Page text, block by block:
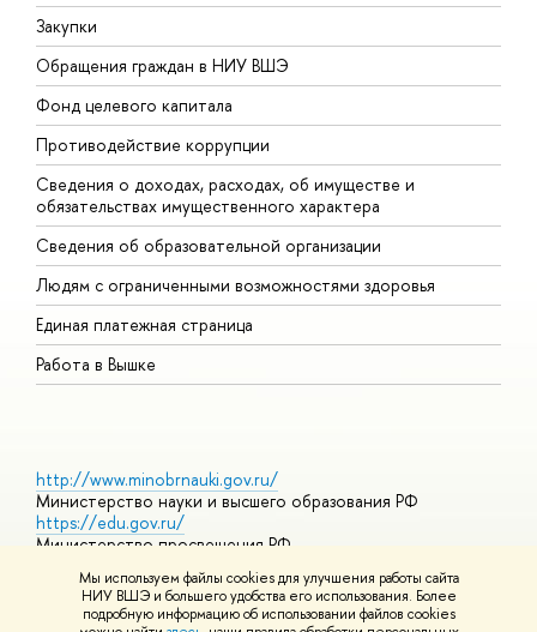
Мы используем файлы cookies для улучшения работы сайта
НИУ ВШЭ и большего удобства его использования. Более
подробную информацию об использовании файлов cookies
Закупки
Обращения граждан в НИУ ВШЭ
Фонд целевого капитала
Противодействие коррупции
Сведения о доходах, расходах, об имуществе и
обязательствах имущественного характера
Сведения об образовательной организации
Людям с ограниченными возможностями здоровья
Единая платежная страница
Работа в Вышке
http://www.minobrnauki.gov.ru/
Министерство науки и высшего образования РФ
https://edu.gov.ru/
Министерство просвещения РФ
https://elearning.hse.ru/mooc
Массовые открытые онлайн-курсы